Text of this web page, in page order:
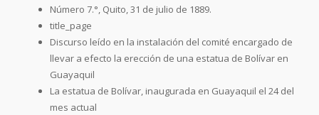
Número 7.°, Quito, 31 de julio de 1889.
title_page
Discurso leído en la instalación del comité encargado de
llevar a efecto la erección de una estatua de Bolívar en
Guayaquil
La estatua de Bolívar, inaugurada en Guayaquil el 24 del
mes actual